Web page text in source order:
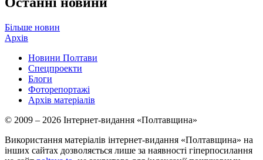
Більше новин
Архів
Новини Полтави
Спецпроекти
Блоги
Фоторепортажі
Архів матеріалів
© 2009 – 2026 Інтернет-видання «Полтавщина»
Використання матеріалів інтернет-видання «Полтавщина» на
інших сайтах дозволяється лише за наявності гіперпосилання